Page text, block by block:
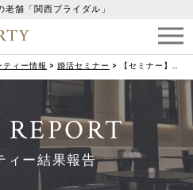
舗「関西ブライダル」
ティー情報 > 婚活セミナー > 【セミナー】（女性限定）第一印象を決める！～指先からたおやかに～選ばれるワタシになる～次世代型ネイルチップ【ジュネル】体験セミナー
ィー結果報告